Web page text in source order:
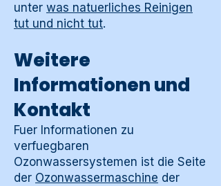
unter was natuerliches Reinigen
tut und nicht tut.
Weitere
Informationen und
Kontakt
Fuer Informationen zu
verfuegbaren
Ozonwassersystemen ist die Seite
der Ozonwassermaschine der